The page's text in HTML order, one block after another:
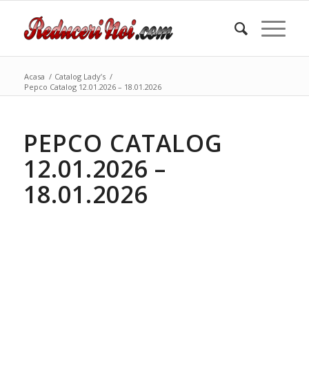
Acasa / Catalog Lady’s /
Pepco Catalog 12.01.2026 – 18.01.2026
PEPCO CATALOG
12.01.2026 –
18.01.2026